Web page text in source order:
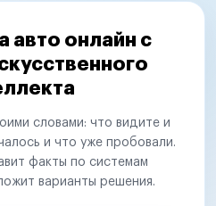
авто онлайн с
словами: что видите и
и что уже пробовали.
факты по системам
варианты решения.